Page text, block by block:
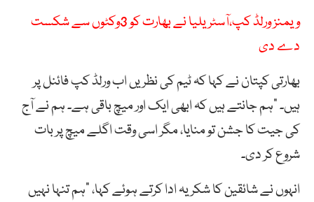
ویمنز ورلڈ کپ،آسٹریلیا نے بھارت کو 3وکٹوں سے شکست
دے دی
بھارتی کپتان نے کہا کہ ٹیم کی نظریں اب ورلڈ کپ فائنل پر
ہیں۔ “ہم جانتے ہیں کہ ابھی ایک اور میچ باقی ہے۔ ہم نے آج
کی جیت کا جشن تو منایا، مگر اسی وقت اگلے میچ پر بات
شروع کر دی۔
انہوں نے شائقین کا شکریہ ادا کرتے ہوئے کہا، “ہم تنہا نہیں